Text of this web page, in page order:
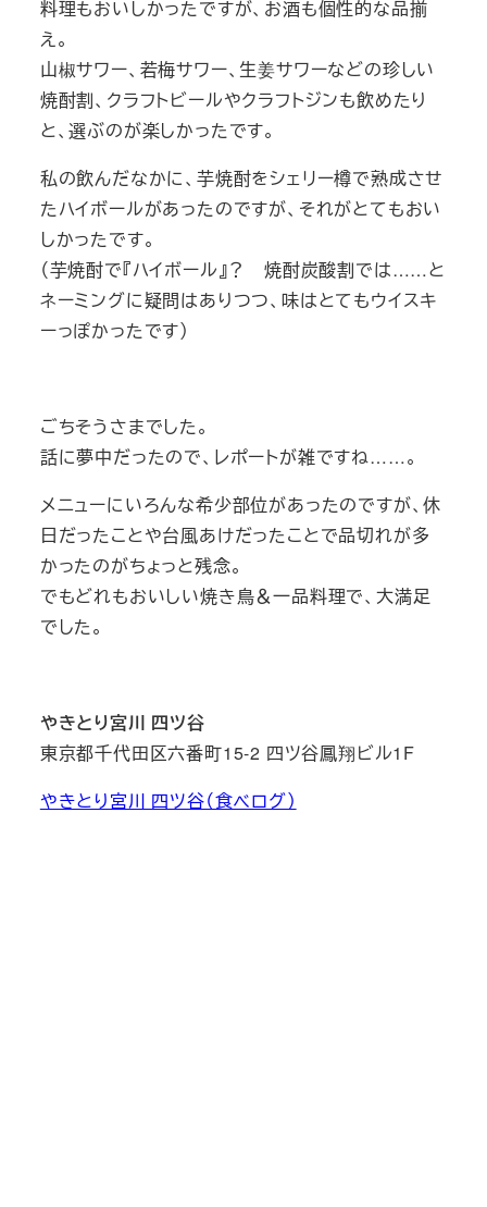
料理もおいしかったですが、お酒も個性的な品揃
え。
山椒サワー、若梅サワー、生姜サワーなどの珍しい
焼酎割、クラフトビールやクラフトジンも飲めたり
と、選ぶのが楽しかったです。
私の飲んだなかに、芋焼酎をシェリー樽で熟成させ
たハイボールがあったのですが、それがとてもおい
しかったです。
（芋焼酎で『ハイボール』？ 焼酎炭酸割では……と
ネーミングに疑問はありつつ、味はとてもウイスキ
ーっぽかったです）
ごちそうさまでした。
話に夢中だったので、レポートが雑ですね……。
メニューにいろんな希少部位があったのですが、休
日だったことや台風あけだったことで品切れが多
かったのがちょっと残念。
でもどれもおいしい焼き鳥＆一品料理で、大満足
でした。
やきとり宮川 四ツ谷
東京都千代田区六番町15-2 四ツ谷鳳翔ビル1F
やきとり宮川 四ツ谷（食べログ）